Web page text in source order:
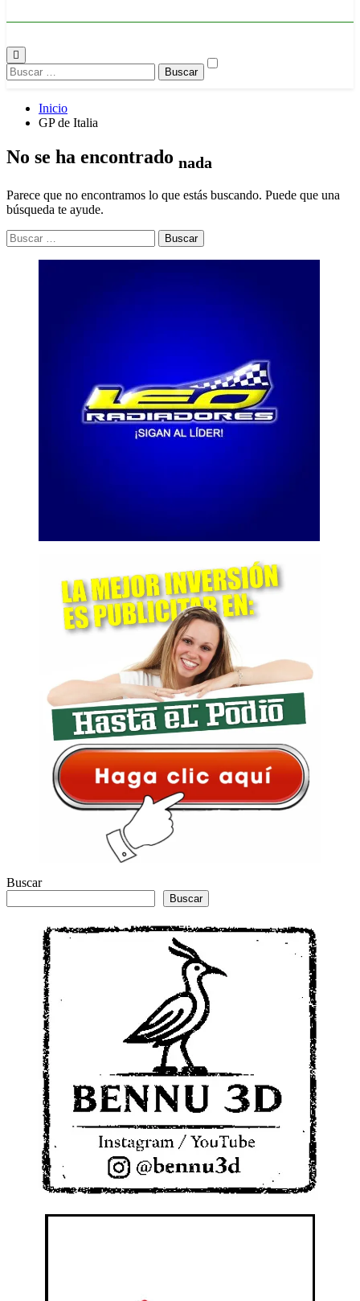
Buscar:
Inicio
GP de Italia
No se ha encontrado nada
Parece que no encontramos lo que estás buscando. Puede que una
búsqueda te ayude.
Buscar:
Buscar
Buscar